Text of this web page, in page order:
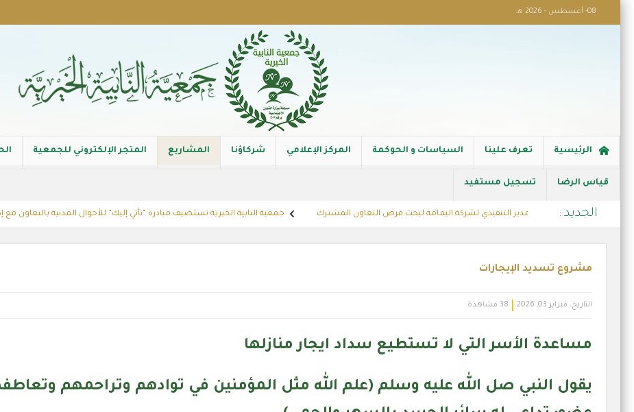
08- أغسطس - 2026 هـ
الرئيسية تعرف علينا السياسات و الحوكمة المركز الإعلامي شركاؤنا المشاريع المتجر الإلكتروني للجمعية
قياس الرضا تسجيل مستفيد
الجديد :
الخيرية تستقبل المدير التنفيذي لشركة اليمامة لبحث فرص التعاون المشترك جمعية النابية الخيرية تستضيف مبادرة “نأتي إليك” للأحوال المدنية بالتعاون مع إدارة
مشروع تسديد الإيجارات
التاريخ: فبراير 03, 2026 38 مشاهدة
مساعدة الأسر التي لا تستطيع سداد ايجار منازلها
يقول النبي صل الله عليه وسلم (علم الله مثل المؤمنين في توادهم وتراحمهم